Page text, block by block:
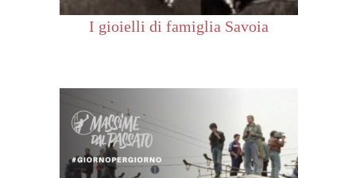
I gioielli di famiglia Savoia